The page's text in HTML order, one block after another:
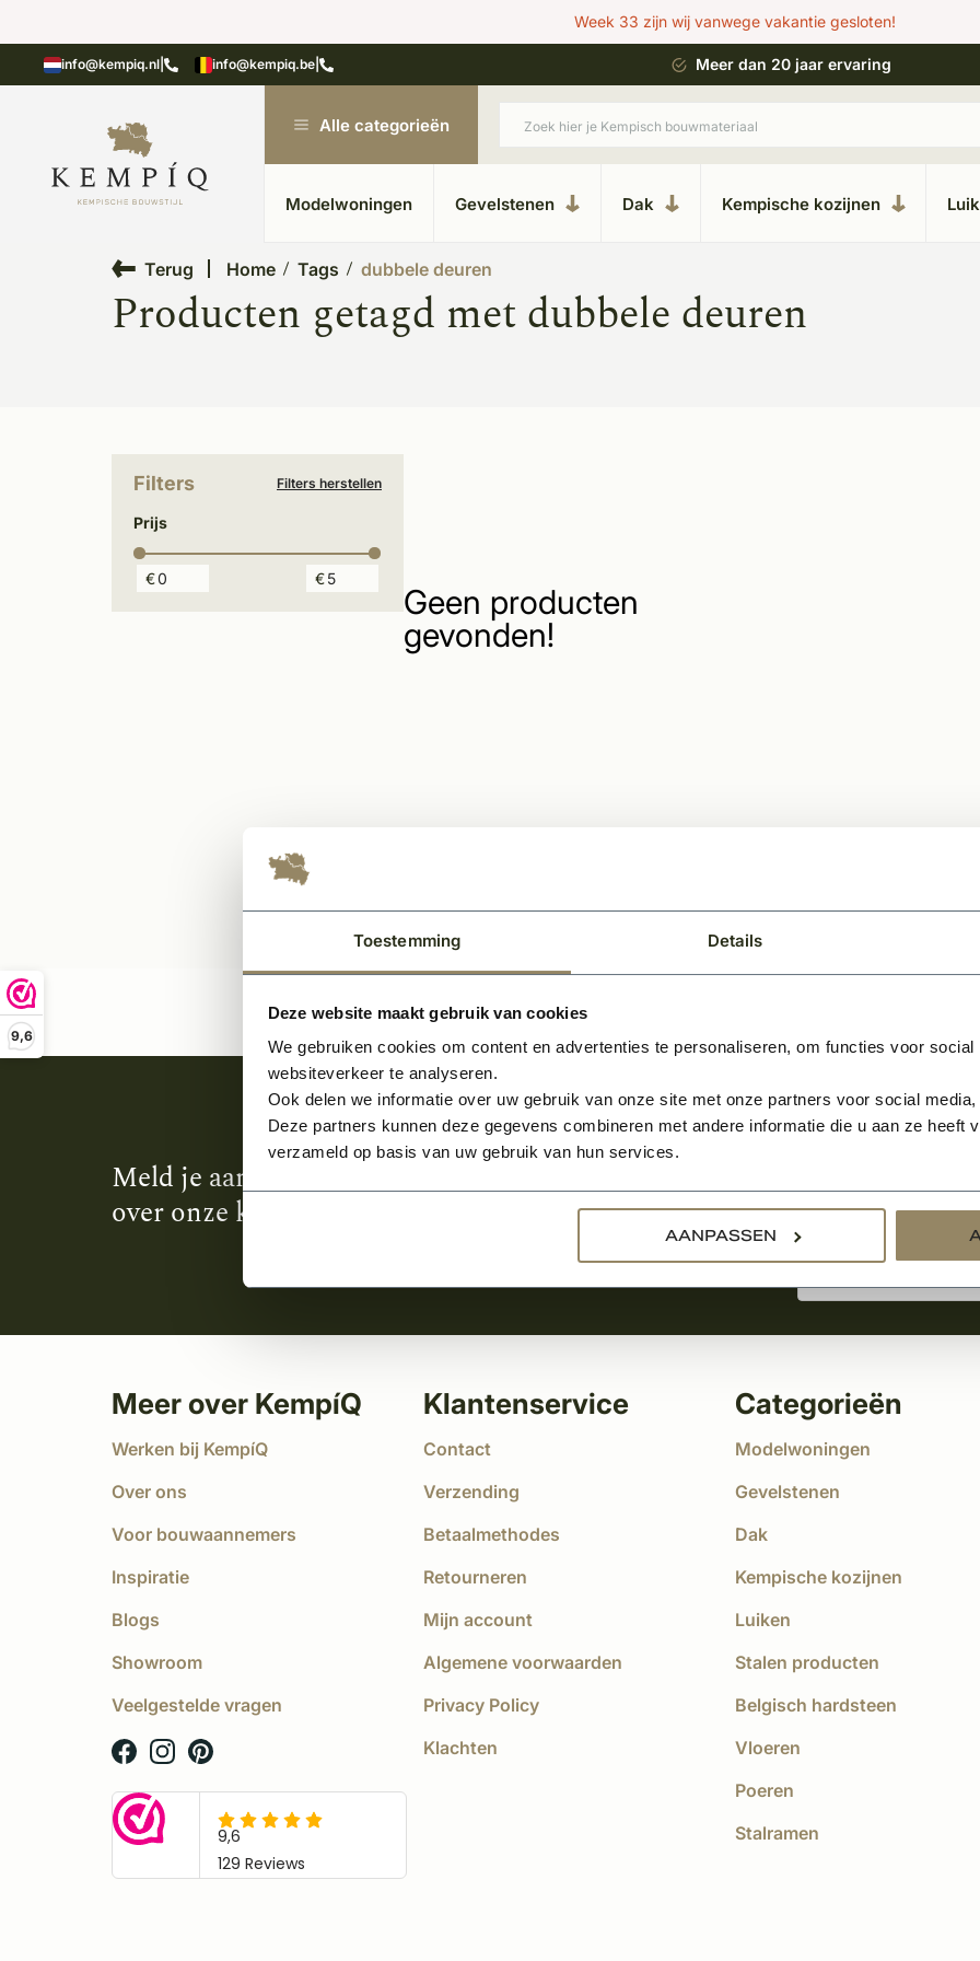
Toestemming Details
Deze website maakt gebruik van cookies
We gebruiken cookies om content en advertenties te personaliseren, om functies voor
websiteverkeer te analyseren.
Ook delen we informatie over uw gebruik van onze site met onze partners voor social
Deze partners kunnen deze gegevens combineren met andere informatie die u aan ze heeft
verzameld op basis van uw gebruik van hun services.
AANPASSEN
9,6
Week 33 zijn wij vanwege vakantie gesloten!
info@kempiq.nl info@kempiq.be
in Kesteren Unieke materialen in kempische bouwstijl Meer dan 20 jaar ervaring
Alle categorieën
Modelwoningen Gevelstenen Dak Kempische kozijnen
Terug Home Tags dubbele deuren
Producten getagd met dubbele deuren
Filters Filters herstellen
Prijs
€ €
Geen producten
gevonden!
Meld je aan en ontvang het laatste nieuws
over onze kempische bouwstijl!
Aanmelden voor de
Meer over KempíQ
Werken bij KempíQ
Over ons
Voor bouwaannemers
Inspiratie
Blogs
Showroom
Veelgestelde vragen
Klantenservice
Contact
Verzending
Betaalmethodes
Retourneren
Mijn account
Algemene voorwaarden
Privacy Policy
Klachten
Categorieën
Modelwoningen
Gevelstenen
Dak
Kempische kozijnen
Luiken
Stalen producten
Belgisch hardsteen
Vloeren
Poeren
Stalramen